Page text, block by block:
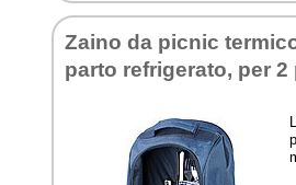
Zai­no da pic­nic
par­to re­fri­ge­ra­to, per 2